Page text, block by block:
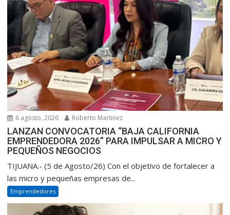
6 agosto, 2026 Roberto Martinez
LANZAN CONVOCATORIA “BAJA CALIFORNIA
EMPRENDEDORA 2026” PARA IMPULSAR A MICRO Y
PEQUEÑOS NEGOCIOS
TIJUANA.- (5 de Agosto/26) Con el objetivo de fortalecer a
las micro y pequeñas empresas de...
Emprendedores